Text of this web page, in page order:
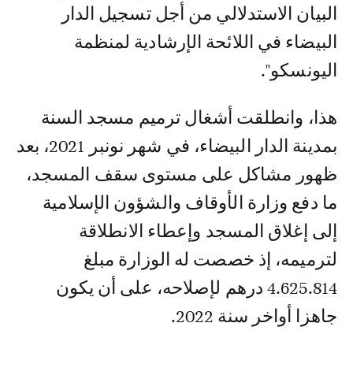
البيان الاستدلالي من أجل تسجيل الدار
البيضاء في اللائحة الإرشادية لمنظمة
اليونسكو".
هذا، وانطلقت أشغال ترميم مسجد السنة
بمدينة الدار البيضاء، في شهر نونبر 2021، بعد
ظهور مشاكل على مستوى سقف المسجد،
ما دفع وزارة الأوقاف والشؤون الإسلامية
إلى إغلاق المسجد وإعطاء الانطلاقة
لترميمه، إذ خصصت له الوزارة مبلغ
4.625.814 درهم لإصلاحه، على أن يكون
جاهزا أواخر سنة 2022.